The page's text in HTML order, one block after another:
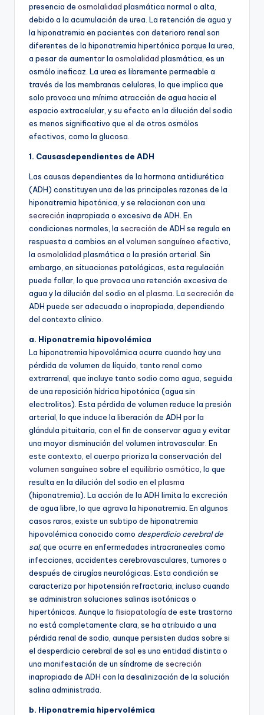
presencia de osmolalidad plasmática normal o alta,
debido a la acumulación de urea. La retención de agua y
la hiponatremia en pacientes con deterioro renal son
diferentes de la hiponatremia hipertónica porque la urea,
a pesar de aumentar la osmolalidad plasmática, es un
osmólo ineficaz. La urea es libremente permeable a
través de las membranas celulares, lo que implica que
solo provoca una mínima atracción de agua hacia el
espacio extracelular, y su efecto en la dilución del sodio
es menos significativo que el de otros osmólos
efectivos, como la glucosa.
1. Causasdependientes de ADH
Las causas dependientes de la hormona antidiurética
(ADH) constituyen una de las principales razones de la
hiponatremia hipotónica, y se relacionan con una
secreción inapropiada o excesiva de ADH. En
condiciones normales, la secreción de ADH se regula en
respuesta a cambios en el volumen sanguíneo efectivo,
la osmolalidad plasmática o la presión arterial. Sin
embargo, en situaciones patológicas, esta regulación
puede fallar, lo que provoca una retención excesiva de
agua y la dilución del sodio en el plasma . La secreción de
ADH puede ser adecuada o inapropiada, dependiendo
del contexto clínico.
a. Hiponatremia hipovolémica
La hiponatremia hipovolémica ocurre cuando hay una
pérdida de volumen de líquido, tanto renal como
extrarrenal, que incluye tanto sodio como agua, seguida
de una reposición hídrica hipotónica (agua sin
electrolitos). Esta pérdida de volumen reduce la presión
arterial, lo que induce la liberación de ADH por la
glándula pituitaria, con el fin de conservar agua y evitar
una mayor disminución del volumen intravascular. En
este contexto, el cuerpo prioriza la conservación del
volumen sanguíneo sobre el equilibrio osmótico , lo que
resulta en la dilución del sodio en el plasma
(hiponatremia). La acción de la ADH limita la excreción
de agua libre, lo que agrava la hiponatremia. En algunos
casos raros, existe un subtipo de hiponatremia
hipovolémica conocido como desperdicio cerebral de
sal, que ocurre en enfermedades intracraneales como
infecciones, accidentes cerebrovasculares, tumores o
después de cirugías neurológicas. Esta condición se
caracteriza por hipotensión refractaria, incluso cuando
se administran soluciones salinas isotónicas o
hipertónicas. Aunque la fisiopatología de este trastorno
no está completamente clara, se ha atribuido a una
pérdida renal de sodio, aunque persisten dudas sobre si
el desperdicio cerebral de sal es una entidad distinta o
una manifestación de un síndrome de secreción
inapropiada de ADH con la desalinización de la solución
salina administrada.
b. Hiponatremia hipervolémica